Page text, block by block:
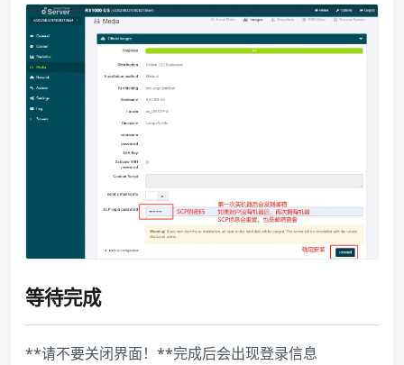
等待完成
**请不要关闭界面！**完成后会出现登录信息